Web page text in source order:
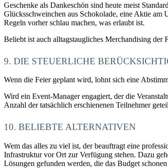
Geschenke als Dankeschön sind heute meist
Glücksschweinchen aus Schokolade, eine Aktie am
Regeln vorher schlau machen, was erlaubt ist.
Beliebt ist auch alltagstaugliches Merchandising der
9. DIE STEUERLICHE
Wenn die Feier geplant wird, lohnt sich eine
Wird ein Event-Manager engagiert, der die
Anzahl der tatsächlich erschienenen Teilnehmer
10. BELIEBTE ALTERNATIVEN
Wem das alles zu viel ist, der beauftragt eine
Infrastruktur vor Ort zur Verfügung stehen. Dazu
Lösungen gefunden werden, die das Budget